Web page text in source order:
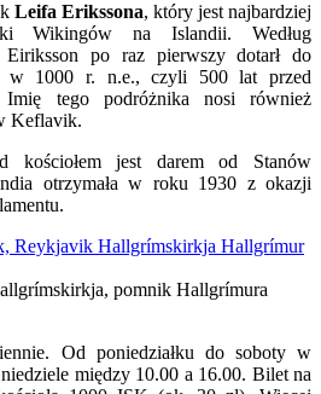
Leifa Erikssona, który jest najbardziej
Wikingów na Islandii. Według
Eiriksson po raz pierwszy dotarł do
w 1000 r. n.e., czyli 500 lat przed
Imię tego podróżnika nosi również
Keflavik.
kościołem jest darem od Stanów
otrzymała w roku 1930 z okazji
pomnik Hallgrímura
Od poniedziałku do soboty w
między 10.00 a 16.00. Bilet na